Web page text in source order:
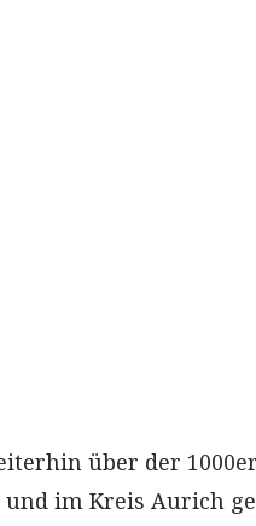
über der
im Kreis Aurich